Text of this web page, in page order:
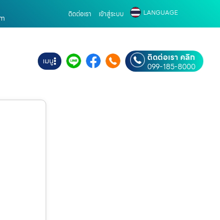
ติดต่อเรา เข้าสู่ระบบ LANGUAGE
เมนู ติดต่อเรา คลิก
099-185-8000